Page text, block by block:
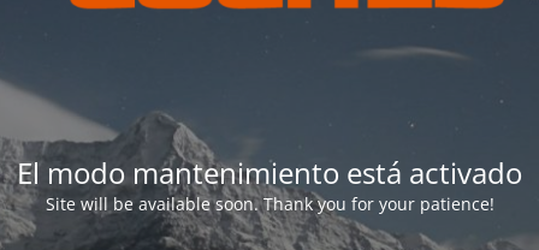
El modo mantenimiento está activado
Site will be available soon. Thank you for your patience!